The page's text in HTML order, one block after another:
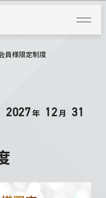
員様限定制度
2027年 12月 31